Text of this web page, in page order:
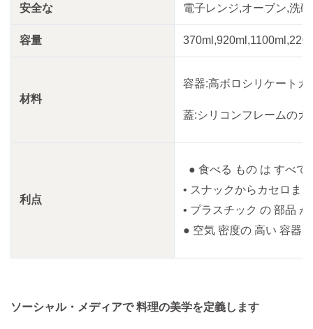
安全な 電子レンジ,オーブン,洗
容量
材料
容器:高ボロシリケートガ
蓋:シリコンフレームのガ
利点
● 食べる もの は すべて
• スナックからカセロま
• プラスチック の 部品
● 空気 密度の 高い 容器
ソーシャル・メディアで 料理の美学を定義します